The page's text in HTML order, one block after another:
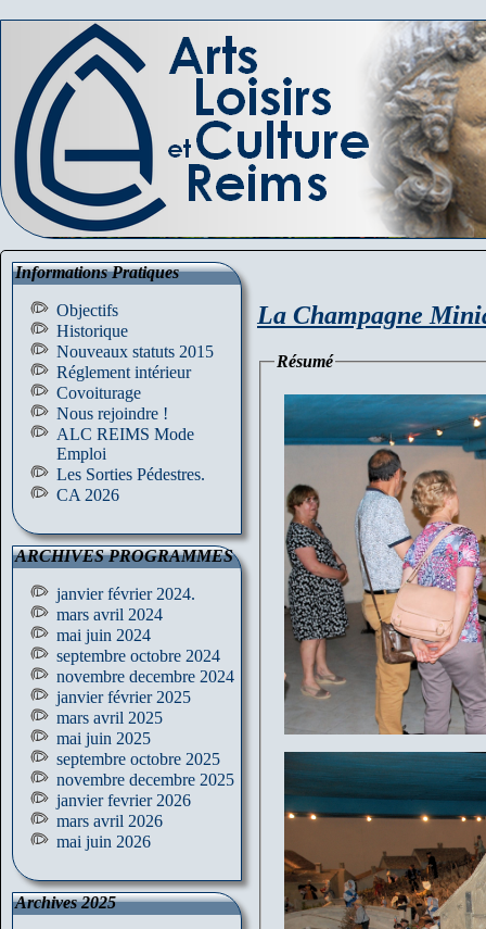
Informations Pratiques
Objectifs
Historique
Nouveaux statuts 2015
Réglement intérieur
Covoiturage
Nous rejoindre !
ALC REIMS Mode
Emploi
Les Sorties Pédestres.
CA 2026
ARCHIVES PROGRAMMES
janvier février 2024.
mars avril 2024
mai juin 2024
septembre octobre 2024
novembre decembre 2024
janvier février 2025
mars avril 2025
mai juin 2025
septembre octobre 2025
novembre decembre 2025
janvier fevrier 2026
mars avril 2026
mai juin 2026
Archives 2025
La Champagne
Résumé